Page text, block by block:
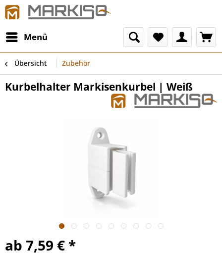
Menü
Übersicht Zubehör
Kurbelhalter Markisenkurbel | Weiß
ab 7,59 € *